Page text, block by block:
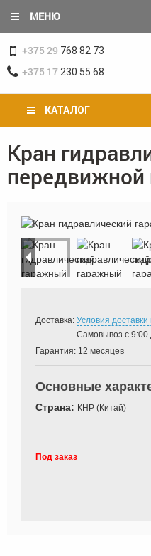
основному
содержанию
МЕНЮ
+375 29 768 82 73
+375 17 230 55 68
КАТАЛОГ
Вы
здесь
Кран
передвижной
«
Доставка: Условия
Самовывоз с 9:00
Гарантия: 12 месяцев
Основные
Страна: КНР (Китай)
Под заказ